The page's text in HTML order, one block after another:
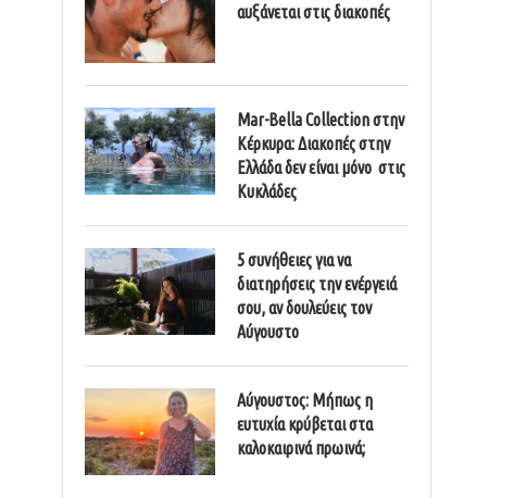
αυξάνεται στις διακοπές
Mar-Bella Collection στην
Κέρκυρα: Διακοπές στην
Ελλάδα δεν είναι μόνο στις
Κυκλάδες
5 συνήθειες για να
διατηρήσεις την ενέργειά
σου, αν δουλεύεις τον
Αύγουστο
Αύγουστος: Μήπως η
ευτυχία κρύβεται στα
καλοκαιρινά πρωινά;